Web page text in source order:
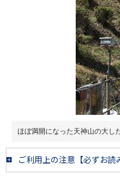
ほぼ満開になった天神山の大し
ご利用上の注意【必ずお読